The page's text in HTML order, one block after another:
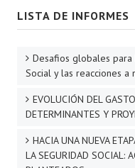
LISTA DE INFORMES
Desafios globales
Social y las reacciones a
EVOLUCIÓN DEL
DETERMINANTES Y
HACIA UNA NUEVA
LA SEGURIDAD SOCIAL: